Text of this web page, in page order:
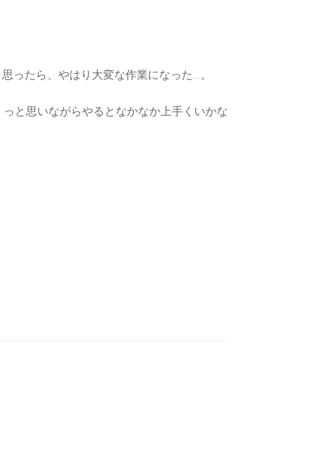
ったら、やはり大変な作業になった…。
と思いながらやるとなかなか上手くいかな